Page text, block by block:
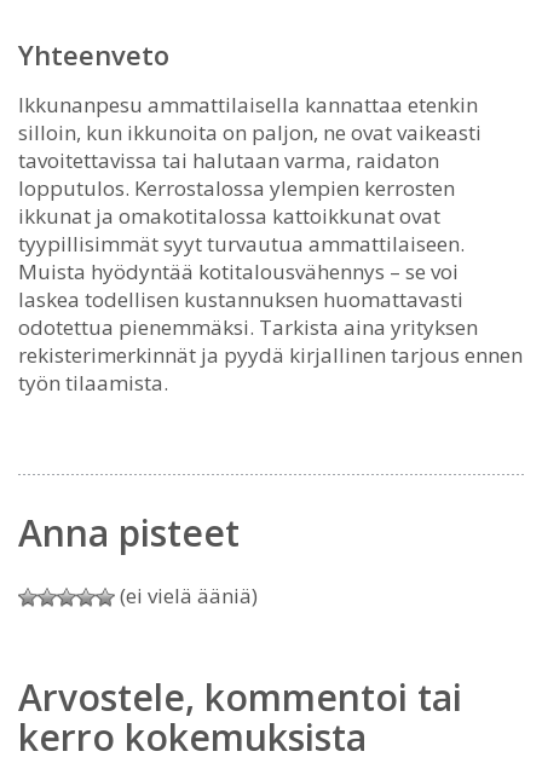
Yhteenveto
Ikkunanpesu ammattilaisella kannattaa etenkin
silloin, kun ikkunoita on paljon, ne ovat vaikeasti
tavoitettavissa tai halutaan varma, raidaton
lopputulos. Kerrostalossa ylempien kerrosten
ikkunat ja omakotitalossa kattoikkunat ovat
tyypillisimmät syyt turvautua ammattilaiseen.
Muista hyödyntää kotitalousvähennys – se voi
laskea todellisen kustannuksen huomattavasti
odotettua pienemmäksi. Tarkista aina yrityksen
rekisterimerkinnät ja pyydä kirjallinen tarjous ennen
työn tilaamista.
Anna pisteet
(ei vielä ääniä)
Arvostele, kommentoi tai
kerro kokemuksista